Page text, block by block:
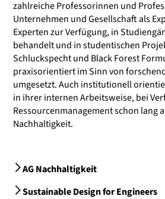
zahlreiche Professorinnen und
Unternehmen und Gesellschaft als
Experten zur Verfügung, in
behandelt und in studentischen
Schluckspecht und Black Forest
praxisorientiert im Sinn von
umgesetzt. Auch institutionell
in ihrer internen Arbeitsweise, bei
Ressourcenmanagement schon lang
Nachhaltigkeit.
AG Nachhaltigkeit
Sustainable Design for Engineers